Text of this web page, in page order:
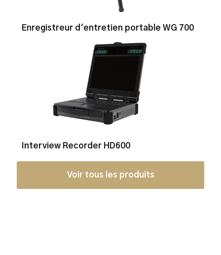
Enregistreur d'entretien portable WG 700
Interview Recorder HD600
Voir tous les produits